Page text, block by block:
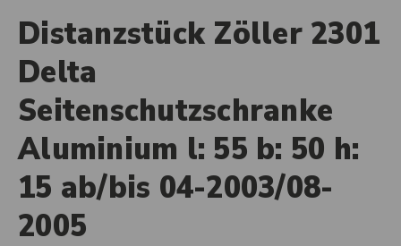
Distanzstück Zöller 2301
Delta
Seitenschutzschranke
Aluminium l: 55 b: 50 h:
15 ab/bis 04-2003/08-
2005